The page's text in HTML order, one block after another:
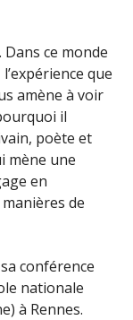
ce monde
que
amène à voir
il
poète et
mène une
en
de
conférence
nationale
à Rennes.